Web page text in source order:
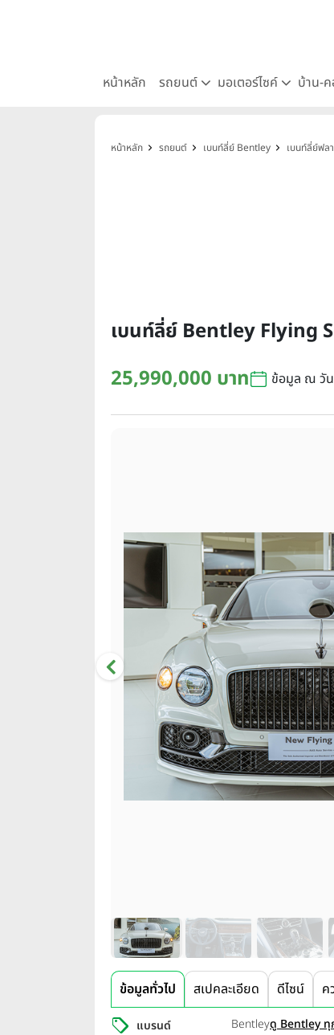
หน้าหลัก รถยนต์ มอเตอร์ไซค์ บ้าน-
หน้าหลัก รถยนต์ เบนท์ลี่ย์ Bentley เบนท์ลี่ย์ฟล
เบนท์ลี่ย์ Bentley Flying
25,990,000 บาท
ข้อมูล ณ วั
ข้อมูลทั่วไป สเปคละเอียด ดีไซน์ ค
แบรนด์ Bentleyดู Bentley ทุ